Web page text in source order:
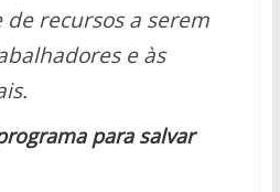
recursos a serem
e às
para salvar